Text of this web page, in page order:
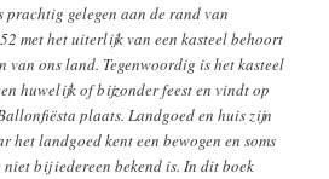
gelegen aan de rand van
met het uiterlijk van een kasteel behoort
van ons land. Tegenwoordig is het kasteel
huwelijk of bijzonder feest en vindt op
plaats. Landgoed en huis zijn
het landgoed kent een bewogen en soms
bij iedereen bekend is. In dit boek